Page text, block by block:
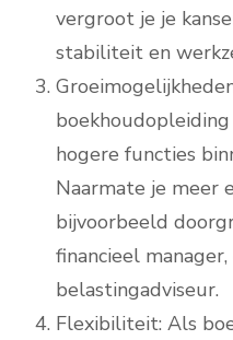
vergroot je je
stabiliteit en
hogere functies
Naarmate je meer
bijvoorbeeld
financieel
belastingadviseur.
Flexibiliteit: Als